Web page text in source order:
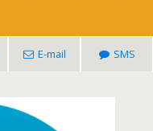
E-mail SMS